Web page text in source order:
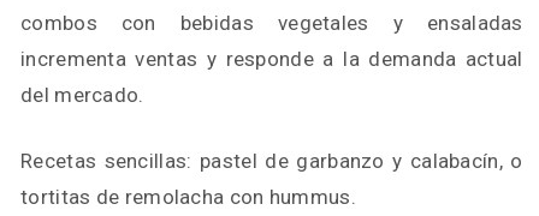
combos con bebidas vegetales y ensaladas
incrementa ventas y responde a la demanda actual
del mercado.
Recetas sencillas: pastel de garbanzo y calabacín, o
tortitas de remolacha con hummus.